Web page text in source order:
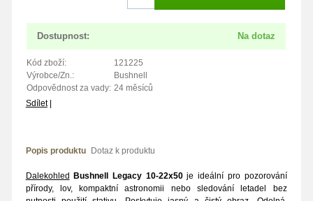
Dostupnost: Na dotaz
Kód zboží:
121225
Výrobce/Zn.:
Bushnell
Odpovědnost za vady: 24 měsíců
Sdílet
Popis produktu Dotaz k produktu
Dalekohled Bushnell Legacy 10-22x50je ideální pro pozorování
přírody, lov, kompaktní astronomii nebo sledování letadel bez